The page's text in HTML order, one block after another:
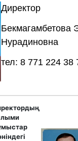
Директор
Бекмагамбетова
Нурадиновна
тел: 8 771 224 38